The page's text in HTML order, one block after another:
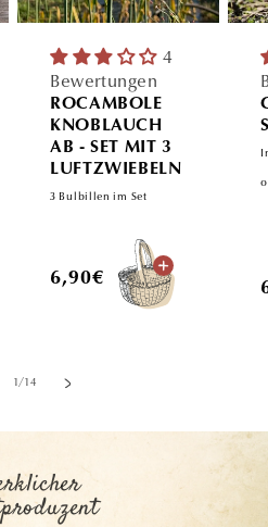
4
Bewertungen
ROCAMBOLE
KNOBLAUCH
AB - SET MIT 3
LUFTZWIEBELN
3 Bulbillen im Set
Normaler
6,90€
1/von
14